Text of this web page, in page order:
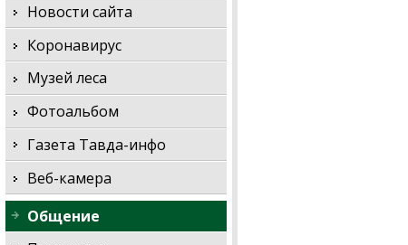
Новости сайта
Коронавирус
Музей леса
Фотоальбом
Газета Тавда-инфо
Веб-камера
Общение